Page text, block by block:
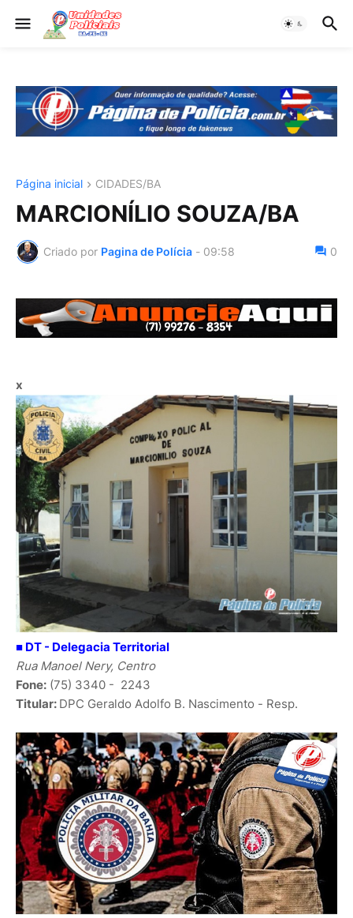
Página inicial CIDADES/BA
MARCIONÍLIO SOUZA/BA
Criado por Pagina de Polícia - 09:58 0
x
■ DT - Delegacia Territorial
Rua Manoel Nery, Centro
Fone: (75) 3340 - 2243
Titular: DPC Geraldo Adolfo B. Nascimento - Resp.